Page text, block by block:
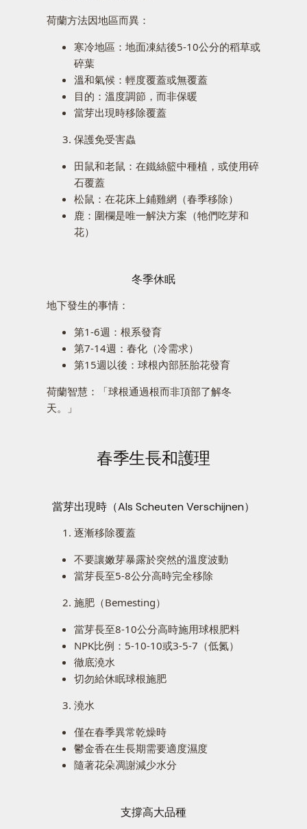
荷蘭方法因地區而異：
寒冷地區：地面凍結後5-10公分的稻草或
碎葉
溫和氣候：輕度覆蓋或無覆蓋
目的：溫度調節，而非保暖
當芽出現時移除覆蓋
保護免受害蟲
田鼠和老鼠：在鐵絲籃中種植，或使用碎
石覆蓋
松鼠：在花床上鋪雞網（春季移除）
鹿：圍欄是唯一解決方案（牠們吃芽和
花）
冬季休眠
地下發生的事情：
第1-6週：根系發育
第7-14週：春化（冷需求）
第15週以後：球根內部胚胎花發育
荷蘭智慧：「球根通過根而非頂部了解冬
天。」
春季生長和護理
當芽出現時（Als Scheuten Verschijnen）
逐漸移除覆蓋
不要讓嫩芽暴露於突然的溫度波動
當芽長至5-8公分高時完全移除
施肥（Bemesting）
當芽長至8-10公分高時施用球根肥料
NPK比例：5-10-10或3-5-7（低氮）
徹底澆水
切勿給休眠球根施肥
澆水
僅在春季異常乾燥時
鬱金香在生長期需要適度濕度
隨著花朵凋謝減少水分
支撐高大品種